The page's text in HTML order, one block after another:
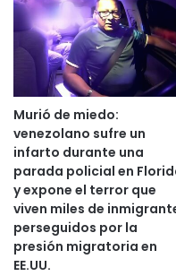
Murió de miedo:
venezolano sufre un
infarto durante una
parada policial en
y expone el terror que
viven miles de
perseguidos por la
presión migratoria en
EE.UU.